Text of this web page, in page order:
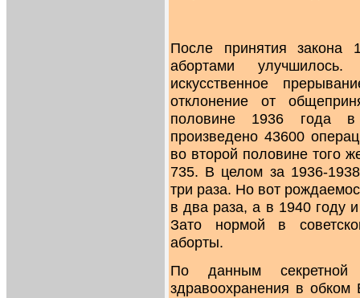
После принятия
абортами
искусственное
отклонение от
половине 1936 года в
произведено 43600
во второй половине того
735. В целом за 1936-
три раза. Но вот
в два раза, а в 1940 году
Зато нормой в
аборты.
По данным секретной
здравоохранения в